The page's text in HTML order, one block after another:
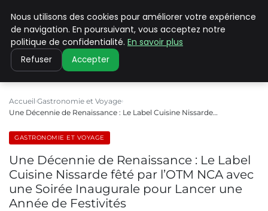
PILAT PATRIMOINES
Accueil Gastronomie et Voyage
Une Décennie de Renaissance : Le Label Cuisine Nissarde…
GASTRONOMIE ET VOYAGE
Une Décennie de Renaissance : Le Label
Cuisine Nissarde fêté par l’OTM NCA avec
une Soirée Inaugurale pour Lancer une
Année de Festivités
Nous utilisons des cookies pour améliorer votre expérience
de navigation. En poursuivant, vous acceptez notre
politique de confidentialité. En savoir plus
Refuser Accepter